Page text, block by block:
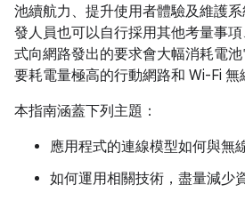
池續航力、提升使用者體驗及維護
發人員也可以自行採用其他考量事
式向網路發出的要求會大幅消耗電
要耗電量極高的行動網路和 Wi-Fi 無
本指南涵蓋下列主題：
應用程式的連線模型如何與無
如何運用相關技術，盡量減少